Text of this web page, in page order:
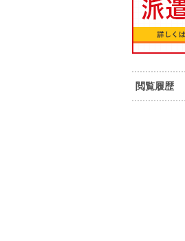
閲覧履歴